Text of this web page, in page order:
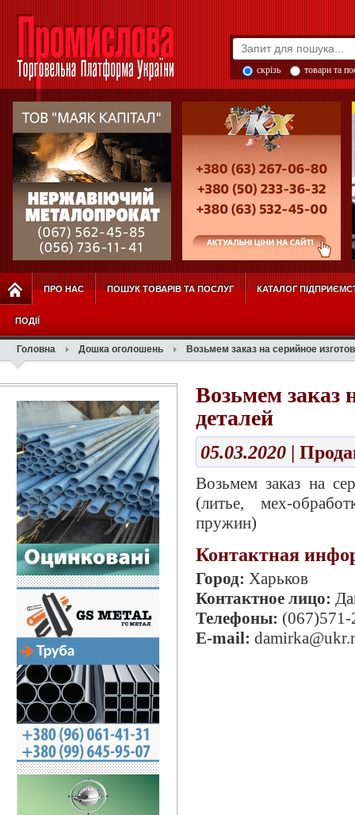
скрізь товари та
ПРО НАС ПОШУК ТОВАРІВ ТА ПОСЛУГ КАТАЛОГ
ПОДІЇ
Головна Дошка оголошень Возьмем заказ на серийное
Возьмем заказ
деталей
05.03.2020 |
Возьмем заказ на
(литье, мех-
пружин)
Контактная
Город: Харьков
Контактное лицо:
Телефоны:
E-mail: